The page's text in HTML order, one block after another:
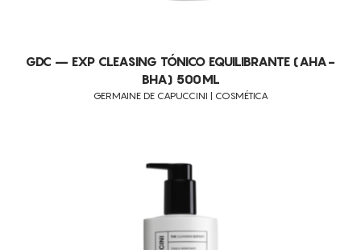
GDC – EXP CLEASING TÓNICO EQUILIBRANTE (AHA-
BHA) 500ML
GERMAINE DE CAPUCCINI | COSMÉTICA